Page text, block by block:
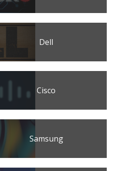
Dell
Cisco
Samsung